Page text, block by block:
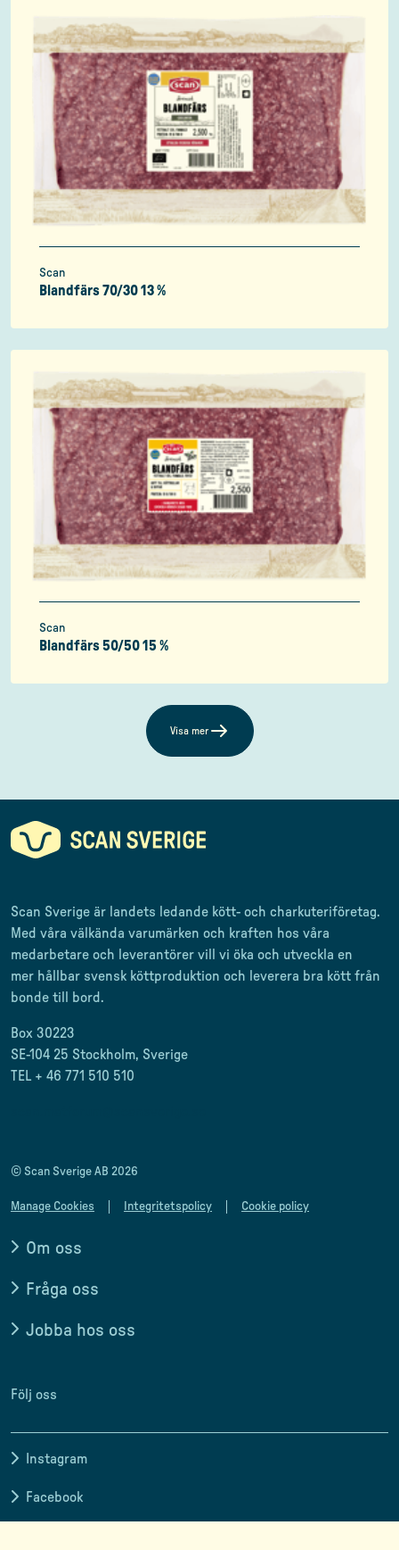
Scan
Blandfärs 70/30 13 %
Scan
Blandfärs 50/50 15 %
Visa mer
Scan Sverige är landets ledande kött- och charkuteriföretag.
Med våra välkända varumärken och kraften hos våra
medarbetare och leverantörer vill vi öka och utveckla en
mer hållbar svensk köttproduktion och leverera bra kött från
bonde till
bord.
Box 30223
SE-104 25 Stockholm, Sverige
TEL + 46 771 510 510
© Scan Sverige AB 2026
Manage Cookies Integritetspolicy Cookie policy
Om oss
Fråga oss
Jobba hos oss
Följ oss
Instagram
Facebook